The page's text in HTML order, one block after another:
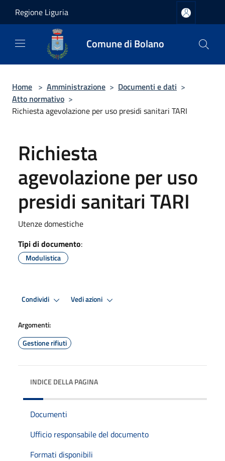
Regione Liguria
Comune di Bolano
Home > Amministrazione > Documenti e dati >
Atto normativo >
Richiesta agevolazione per uso presidi sanitari TARI
Richiesta
agevolazione per uso
presidi sanitari TARI
Utenze domestiche
Tipi di documento:
Modulistica
Condividi Vedi azioni
Argomenti:
Gestione rifiuti
INDICE DELLA PAGINA
Documenti
Ufficio responsabile del documento
Formati disponibili